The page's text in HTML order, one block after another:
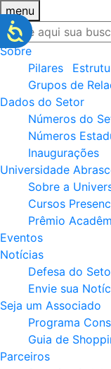
menu
Sobre
Pilares
Grupos de
Dados do Setor
Números do
Números
Inaugurações
Universidade
Sobre a
Cursos
Prêmio
Eventos
Notícias
Defesa do
Envie sua
Seja um Associado
Programa
Guia de
Parceiros